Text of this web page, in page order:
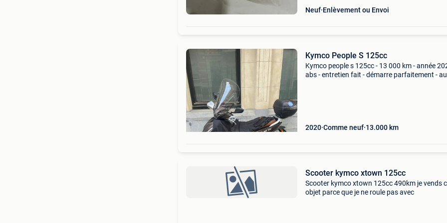
Neuf Enlèvement ou Envoi
Kymco People S 125cc
Kymco people s 125cc - 13 000 km - année
abs - entretien fait - démarre parfaitement -
2020 Comme neuf 13.000 km
Scooter kymco xtown 125cc
Scooter kymco xtown 125cc 490km je vends
objet parce que je ne roule pas avec